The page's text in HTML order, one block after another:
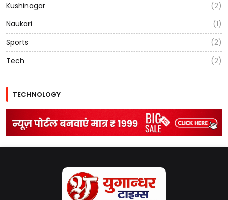
Kushinagar
(2)
Naukari
(1)
Sports
(2)
Tech
(2)
TECHNOLOGY